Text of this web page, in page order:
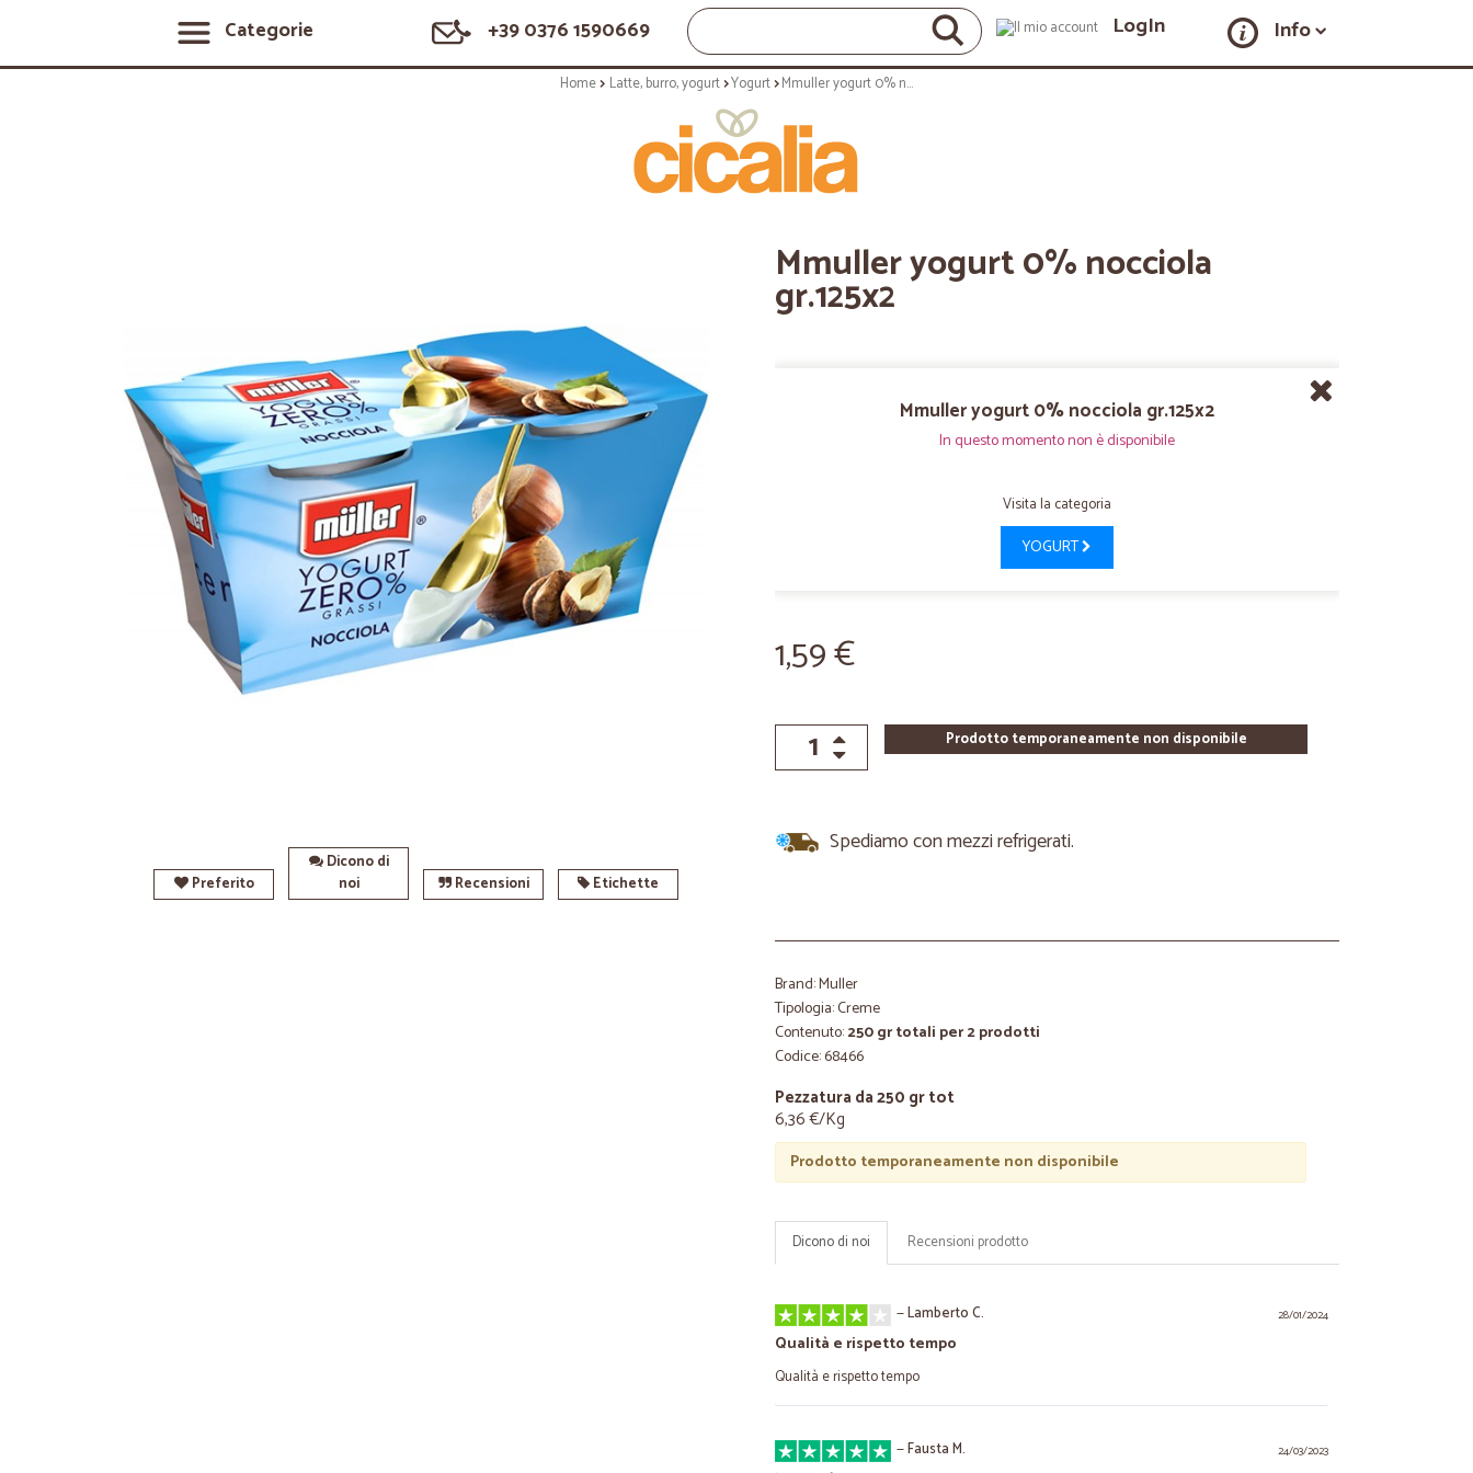
Categorie +39 0376 1590669 LogIn Info
Home Latte, burro, yogurt Yogurt Mmuller yogurt 0% nocciola gr.125x2
Preferito
Dicono di
noi
Recensioni Etichette
Mmuller yogurt 0% nocciola
gr.125x2
Mmuller yogurt 0% nocciola gr.125x2
In questo momento non è disponibile
Visita la categoria
YOGURT
1,59 €
Prodotto temporaneamente non disponibile
Spediamo con mezzi refrigerati.
Brand: Muller
Tipologia: Creme
Contenuto:250 gr totali per 2 prodotti
Codice: 68466
Pezzatura da 250 gr tot
6,36 €/Kg
Prodotto temporaneamente non disponibile
Dicono di noi Recensioni prodotto
28/01/2024
—Lamberto C.
Qualità e rispetto tempo
Qualità e rispetto tempo
24/03/2023
—Fausta M.